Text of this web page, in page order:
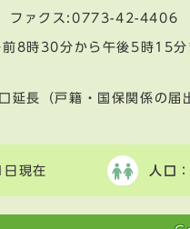
ファクス:0773-42-4406
8時30分から午後5時15分
延長（戸籍・国保関係の届
現在 人口